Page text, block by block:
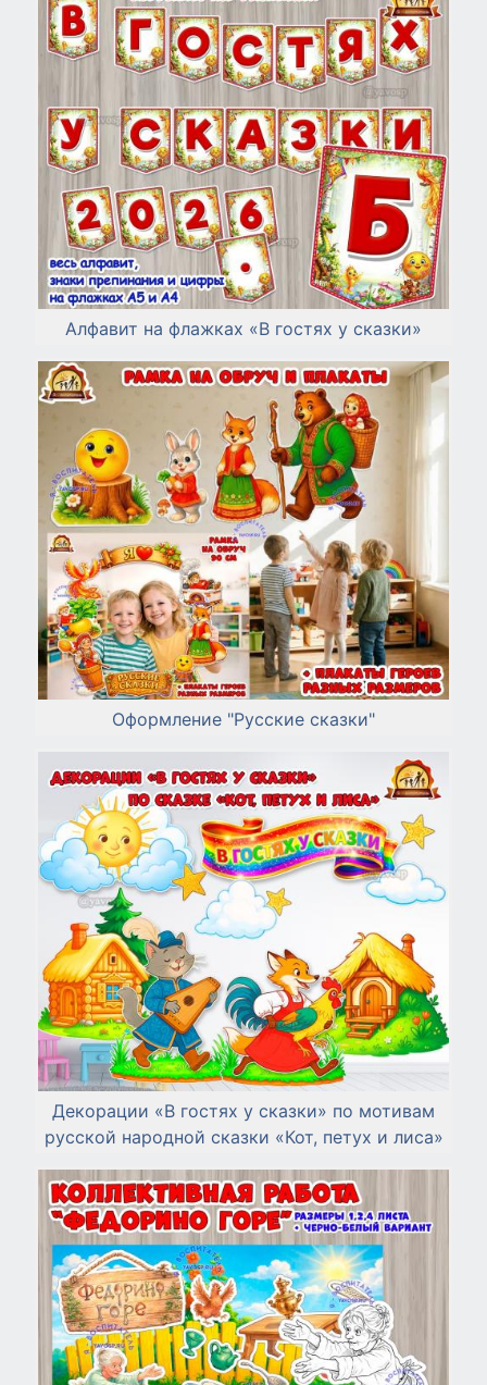
Алфавит на флажках «В гостях у сказки»
Оформление "Русские сказки"
Декорации «В гостях у сказки» по мотивам
русской народной сказки «Кот, петух и лиса»